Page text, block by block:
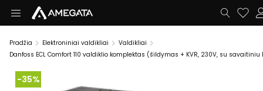
Pradžia Elektroniniai valdikliai
Valdikliai
Danfoss ECL Comfort 110 valdiklio komplektas (šildymas + KVR, 230V, su
-35%